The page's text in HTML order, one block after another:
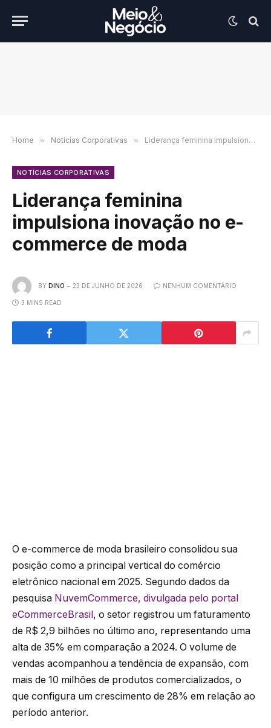
Home » Notícias Corporativas » Liderança feminina impulsiona inovação no e-commerce de moda
NOTÍCIAS CORPORATIVAS
Liderança feminina
impulsiona inovação no e-
commerce de moda
BY DINO 23 DE JUNHO DE 2026 NENHUM COMENTÁRIO
3 MINS READ
O e-commerce de moda brasileiro consolidou sua
posição como a principal vertical do comércio
eletrônico nacional em 2025. Segundo dados da
pesquisa NuvemCommerce, divulgada pelo portal
eCommerceBrasil, o setor registrou um faturamento
de R$ 2,9 bilhões no último ano, representando uma
alta de 35% em comparação a 2024. O volume de
vendas acompanhou a tendência de expansão, com
mais de 10 milhões de produtos comercializados, o
que configura um crescimento de 28% em relação ao
período anterior.